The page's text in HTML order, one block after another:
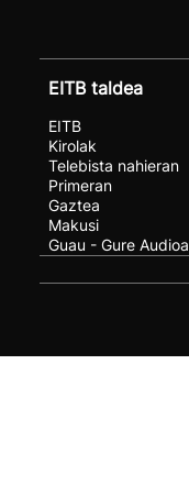
EITB taldea
EITB
Kirolak
Telebista nahieran
Primeran
Gaztea
Makusi
Guau - Gure Audioa